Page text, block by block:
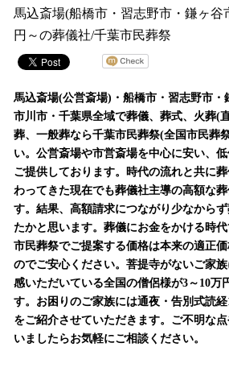
馬込斎場(船橋市・習志野市・鎌ヶ谷
円～の葬儀社/千葉市民葬祭
馬込斎場(公営斎場)・船橋市・習志野市・
市川市・千葉県全域で葬儀、葬式、火葬(
葬、一般葬なら千葉市民葬祭(全国市民葬
い。公営斎場や市営斎場を中心に安い、
ご提供しております。時代の流れと共に
わってきた現在でも葬儀社主導の高額な
す。結果、高額請求につながり少なから
たかと思います。葬儀にお金をかける時
市民葬祭でご提案する価格は本来の適正
のでご安心ください。菩提寺がないご家
感いただいている全国の僧侶様が3～10万
す。お困りのご家族には通夜・告別式読
をご紹介させていただきます。ご不明な
いましたらお気軽にご相談ください。